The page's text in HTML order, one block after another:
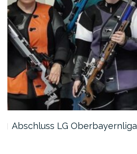
Abschluss LG Oberbayernliga